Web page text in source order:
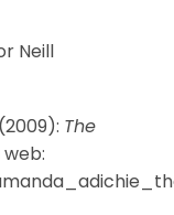
Neill
The